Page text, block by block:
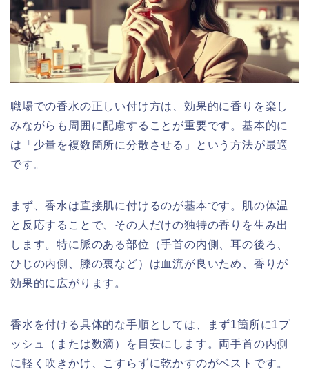
職場での香水の正しい付け方は、効果的に香りを楽し
みながらも周囲に配慮することが重要です。基本的に
は「少量を複数箇所に分散させる」という方法が最適
です。
まず、香水は直接肌に付けるのが基本です。肌の体温
と反応することで、その人だけの独特の香りを生み出
します。特に脈のある部位（手首の内側、耳の後ろ、
ひじの内側、膝の裏など）は血流が良いため、香りが
効果的に広がります。
香水を付ける具体的な手順としては、まず1箇所に1プ
ッシュ（または数滴）を目安にします。両手首の内側
に軽く吹きかけ、こすらずに乾かすのがベストです。